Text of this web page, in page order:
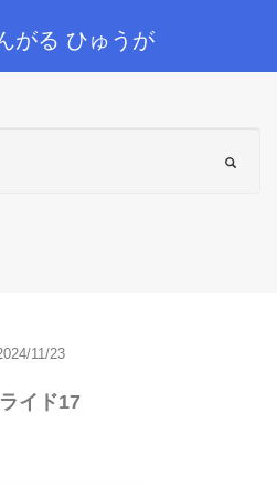
がる ひゅうが
11/23
イド17